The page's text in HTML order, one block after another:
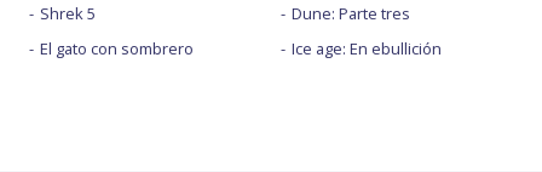
Shrek 5
El gato con sombrero
Dune: Parte tres
Ice age: En ebullición